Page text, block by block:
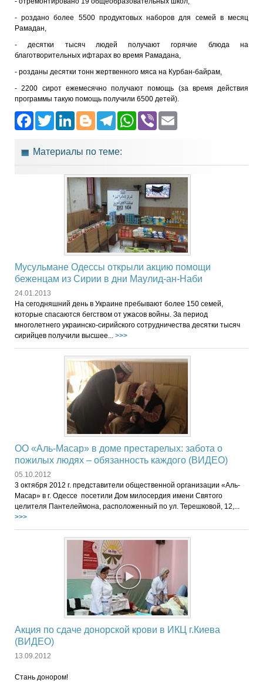
- роздано более 5500 продуктовых наборов для семей в месяц
Рамадан,
- десятки тысяч людей получают горячие блюда на
благотворительных ифтарах во время Рамадана,
- розданы десятки тонн жертвенного мяса на Курбан-байрам,
- 2200 сирот ежемесячно получают помощь (за время действия
программы такую ​​помощь получили 6500 детей).
Facebook
Twitter
LinkedIn
Blogger
Telegram
WhatsApp
Viber
Материалы по теме:
Мусульмане Одессы открыли акцию помощи
беженцам из Сирии в дни Маулид-ан-Наби
24.01.2013
На сегодняшний день в Украине пребывают более 150 семей,
которые спасаются бегством от ужасов войны. За период
многолетнего украинско-сирийского сотрудничества десятки тысяч
сирийцев получили высшее... >>>
ОО «Аль-Масар» в доме престарелых: забота о
пожилых людях – обязанность каждого (ВИДЕО)
05.10.2012
3 октября 2012 г. представители общественной организации «Аль-
Масар» в г. Одессе посетили Дом милосердия имени Святого
целителя Пантелеймона, расположенный по ул. Терешковой, 12,...
>>>
Акция по сдаче донорской крови в ИКЦ г.Киева
(ВИДЕО)
13.09.2012
Стань донором!